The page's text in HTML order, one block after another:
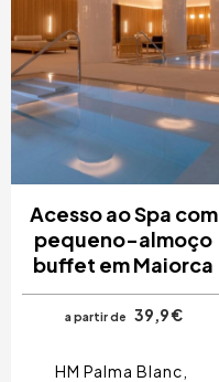
Acesso ao Spa com
pequeno-almoço
buffet em Maiorca
a partir de 39,9 €
HM Palma Blanc